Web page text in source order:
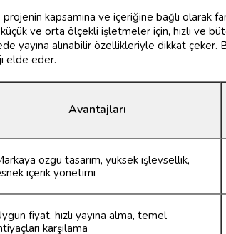
projenin kapsamına ve içeriğine bağlı olarak
küçük ve orta ölçekli işletmeler için, hızlı ve
yayına alınabilir özellikleriyle dikkat
elde eder.
Avantajları
özgü tasarım, yüksek işlevsellik,
içerik yönetimi
fiyat, hızlı yayına alma, temel
karşılama